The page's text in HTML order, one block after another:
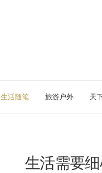
生活随笔 旅游户外 天
生活需要